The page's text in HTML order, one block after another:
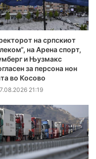
на српскиот
на Арена спорт,
и Њузмакс
за персона нон
во Косово
21:19